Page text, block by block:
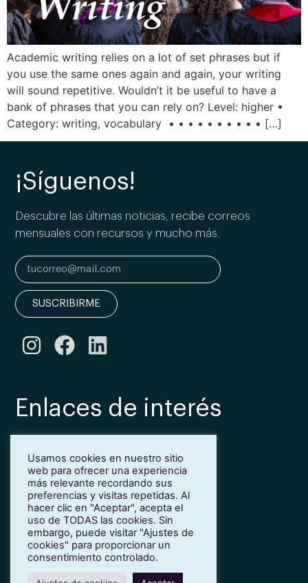
Academic writing relies on a lot of set phrases but if
you use the same ones again and again, your writing
will sound repetitive. Wouldn’t it be useful to have a
bank of phrases that you can rely on? Level: higher •
Category: writing, vocabulary • • • • • • • • • • […]
¡Síguenos!
Descubre las últimas noticias, recibe correos
mensuales con recursos y mucho más.
SUSCRIBIRME
Enlaces de interés
Inmersión lingüística de inglés en Girona
Más idiomas para empresas
Blog
Contacto
Trabaja con nosotros
Política de privacidad
Usamos cookies en nuestro sitio
web para ofrecer una experiencia
más relevante recordando sus
preferencias y visitas repetidas. Al
hacer clic en "Aceptar", acepta el
uso de TODAS las cookies. Sin
embargo, puede visitar "Ajustes de
cookies" para proporcionar un
consentimiento controlado.